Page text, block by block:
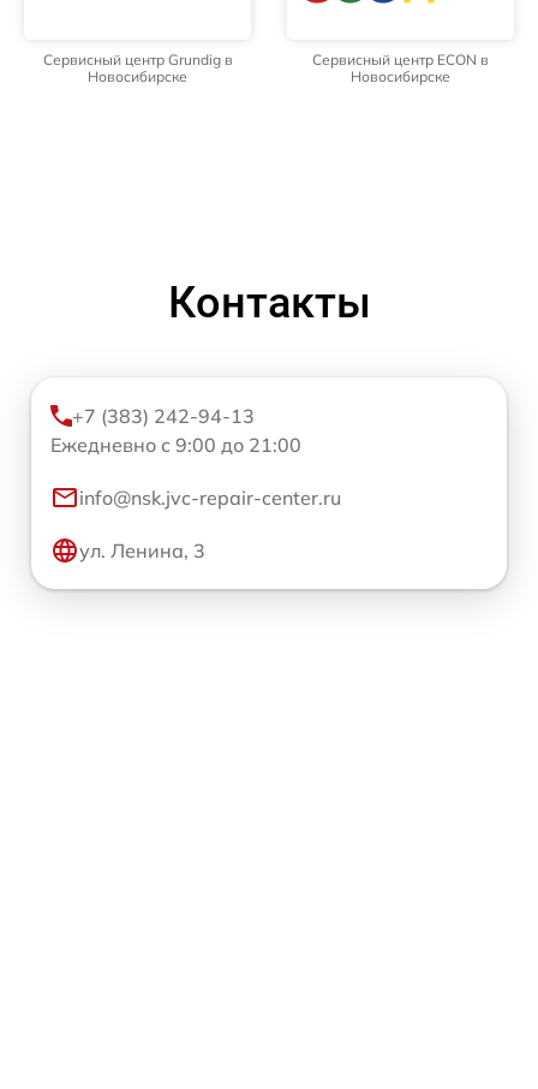
Сервисный центр Grundig в
Новосибирске
Сервисный центр ECON в
Новосибирске
Контакты
+7 (383) 242-94-13
Ежедневно с 9:00 до 21:00
info@nsk.jvc-repair-center.ru
ул. Ленина, 3